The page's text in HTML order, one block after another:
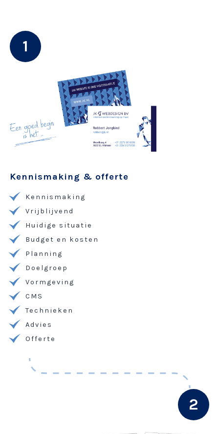
1
Kennismaking & offerte
Kennismaking
Vrijblijvend
Huidige situatie
Budget en kosten
Planning
Doelgroep
Vormgeving
CMS
Technieken
Advies
Offerte
2